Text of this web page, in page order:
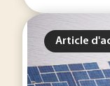
Article